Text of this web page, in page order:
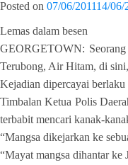
Posted on 07/06/201114/06/
Lemas dalam besen
GEORGETOWN: Seorang
Terubong, Air Hitam, di
Kejadian dipercayai
Timbalan Ketua Polis
terbabit mencari kanak-
“Mangsa dikejarkan ke
“Mayat mangsa dihantar ke